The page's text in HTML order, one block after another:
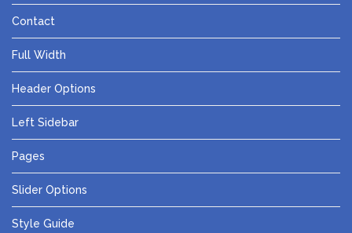
Contact
Full Width
Header Options
Left Sidebar
Pages
Slider Options
Style Guide